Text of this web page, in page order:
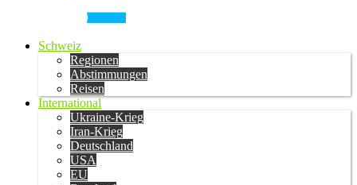
Schweiz
Regionen
Abstimmungen
Reisen
International
Ukraine-Krieg
Iran-Krieg
Deutschland
USA
EU